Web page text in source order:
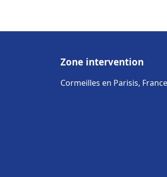
Zone intervention
Cormeilles en Parisis, France